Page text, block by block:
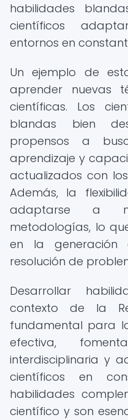
habilidades
científicos
entornos en
Un ejemplo de
aprender nuevas
científicas. Los
blandas bien
propensos a
aprendizaje y
actualizados con
Además, la
adaptarse a
metodologías, lo
en la generación
resolución de
Desarrollar
contexto de la
fundamental para
efectiva,
interdisciplinaria y
científicos en
habilidades
científico y son